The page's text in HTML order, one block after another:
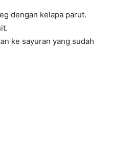
dengan kelapa parut.
ke sayuran yang sudah